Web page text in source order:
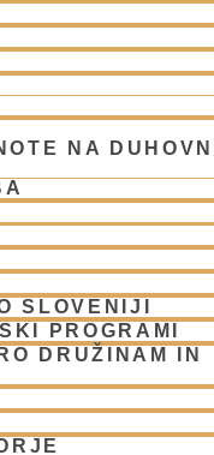
NA DUHOVNI
SLOVENIJI
PROGRAMI
DRUŽINAM IN
streams